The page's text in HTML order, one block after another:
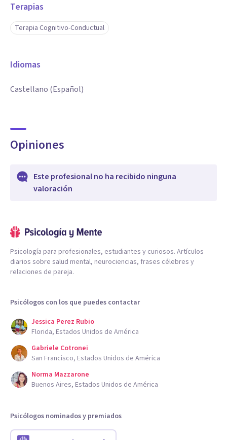
Terapias
Terapia Cognitivo-Conductual
Idiomas
Castellano (Español)
Opiniones
Este profesional no ha recibido ninguna
valoración
Psicología para profesionales, estudiantes y curiosos. Artículos
diarios sobre salud mental, neurociencias, frases célebres y
relaciones de pareja.
Psicólogos con los que puedes contactar
Jessica Perez Rubio
Florida, Estados Unidos de América
Gabriele Cotronei
San Francisco, Estados Unidos de América
Norma Mazzarone
Buenos Aires, Estados Unidos de América
Psicólogos nominados y premiados